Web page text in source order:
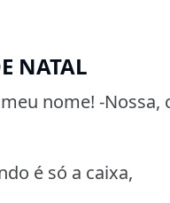
NATAL
nome! -Nossa,
é só a caixa,